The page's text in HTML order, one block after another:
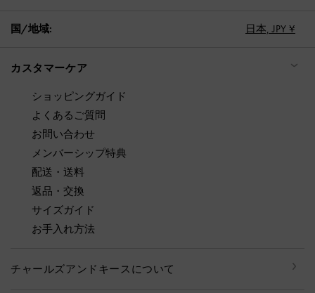
国/地域: 日本, JPY ¥
カスタマーケア
ショッピングガイド
よくあるご質問
お問い合わせ
メンバーシップ特典
配送・送料
返品・交換
サイズガイド
お手入れ方法
チャールズアンドキースについて